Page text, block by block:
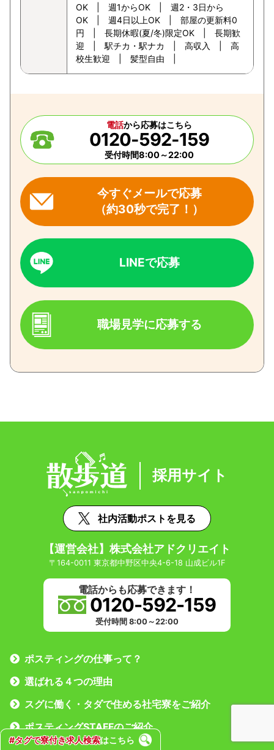
OK | 週1からOK | 週2・3日から
OK | 週4日以上OK | 部屋の更新料0
円 | 長期休暇(夏/冬)限定OK | 長期歓
迎 | 駅チカ・駅ナカ | 高収入 | 高
校生歓迎 | 髪型自由 |
電話から応募はこちら
0120-592-159
受付時間8:00～22:00
今すぐメールで応募
（約30秒で完了！）
LINEで応募
職場見学に応募する
採用サイト
社内活動ポストを見る
【運営会社】株式会社アドクリエイト
〒164-0011 東京都中野区中央4-6-18 山成ビル1F
電話からも応募できます！
0120-592-159
受付時間 8:00～22:00
ポスティングの仕事って？
選ばれる４つの理由
スグに働く・タダで住める社宅寮をご紹介
ポスティングSTAFFのご紹介
#タグで寮付き求人検索はこちら